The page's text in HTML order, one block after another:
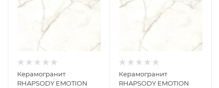
Керамогранит
RHAPSODY EMOTION
Керамогранит
RHAPSODY EMOTION